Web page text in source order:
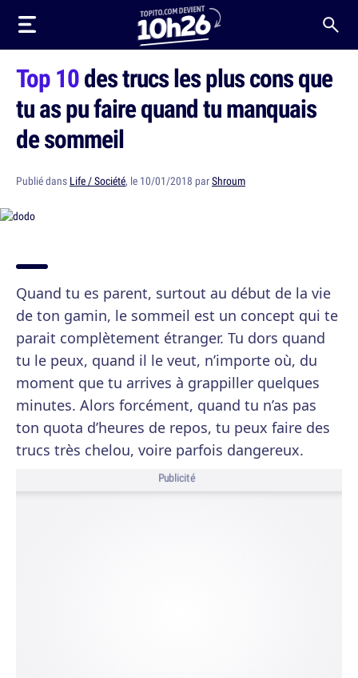
Top 10des trucs les plus cons que
tu as pu faire quand tu manquais
de sommeil
Publié dans Life / Société, le 10/01/2018 parShroum
Quand tu es parent, surtout au début de la vie
de ton gamin, le sommeil est un concept qui te
parait complètement étranger. Tu dors quand
tu le peux, quand il le veut, n’importe où, du
moment que tu arrives à grappiller quelques
minutes. Alors forcément, quand tu n’as pas
ton quota d’heures de repos, tu peux faire des
trucs très chelou, voire parfois dangereux.
Publicité